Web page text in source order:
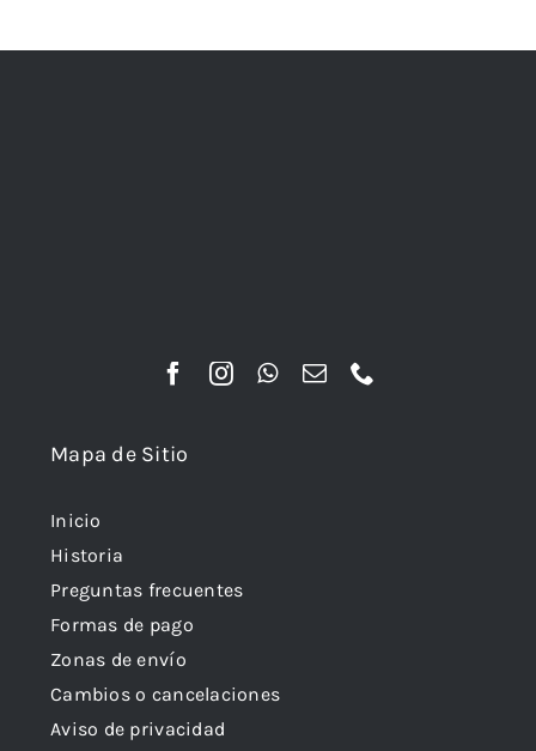
Mapa de Sitio
Inicio
Historia
Preguntas frecuentes
Formas de pago
Zonas de envío
Cambios o cancelaciones
Aviso de privacidad